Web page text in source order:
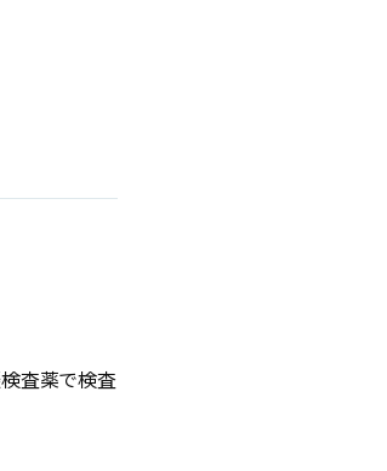
検査薬で検査